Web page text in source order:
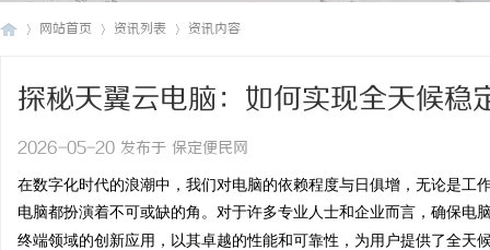
网站首页 资讯列表 资讯内容
探秘天翼云电脑：如何实现全天候稳
2026-05-20 发布于 保定便民网
在数字化时代的浪潮中，我们对电脑的依赖程度与日俱增，无论是
电脑都扮演着不可或缺的角。对于许多专业人士和企业而言，确保电
终端领域的创新应用，以其卓越的性能和可靠性，为用户提供了全天